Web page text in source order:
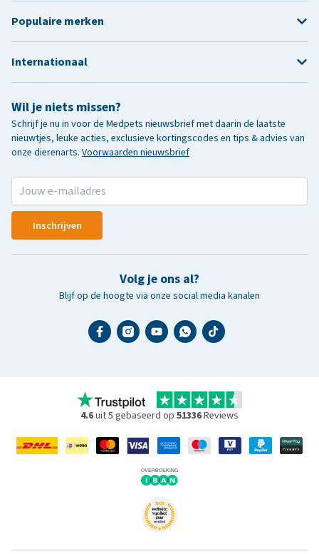
Wil je niets missen?
Schrijf je nu in voor de Medpets nieuwsbrief met daarin de laatste
nieuwtjes, leuke acties, exclusieve kortingscodes en tips & advies van
onze dierenarts. Voorwaarden nieuwsbrief
Inschrijven
Volg je ons al?
Blijf op de hoogte via onze social media kanalen
Populaire merken
Internationaal
4.6uit 5 gebaseerd op 51336Reviews